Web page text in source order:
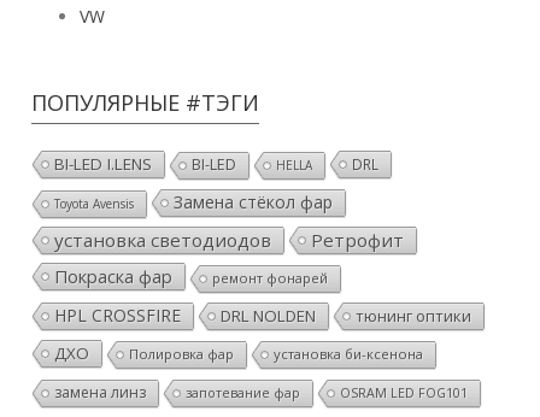
VW
ПОПУЛЯРНЫЕ #ТЭГИ
BI-LED I.LENS BI-LED HELLA DRL
Toyota Avensis Замена стёкол фар
установка светодиодов
Ретрофит
Покраска фар
ремонт фонарей
HPL CROSSFIRE DRL NOLDEN
тюнинг оптики
ДХО
Полировка фар установка би-ксенона
замена линз запотевание фар OSRAM LED FOG101